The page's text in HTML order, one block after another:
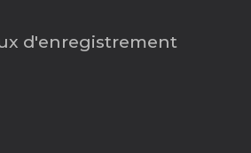
d'enregistrement